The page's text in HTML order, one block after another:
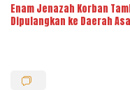
Enam Jenazah Korban
Dipulangkan ke Daerah